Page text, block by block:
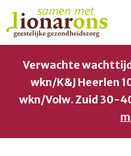
Verwachte
wkn/K&J Heerlen
wkn/Volw. Zuid 30-